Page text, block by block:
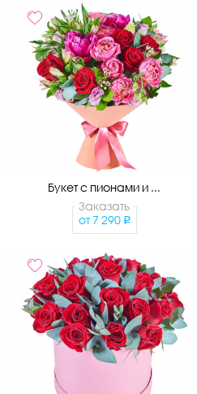
Букет с пионами и ...
Заказать
от 7 290